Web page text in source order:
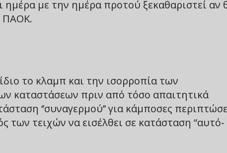
ημέρα με την ημέρα προτού ξεκαθαριστεί αν
ΠΑΟΚ.
το κλαμπ και την ισορροπία των
καταστάσεων πριν από τόσο απαιτητικά
‘’συναγερμού’’ για κάμποσες
των τειχών να εισέλθει σε κατάσταση “αυτό-